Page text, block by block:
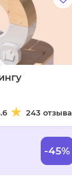
243 отзыва
-45%